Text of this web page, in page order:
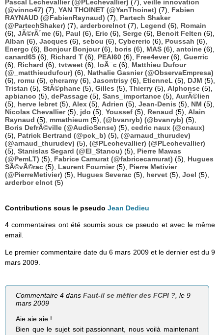
Pascal Lechevallier (@PLechevallier) (7), veille innovation
(@vinno47) (7), YAN THOINET (@YanThoinet) (7), Fabien
RAYNAUD (@FabienRaynaud) (7), Partech Shaker
(@PartechShaker) (7), arderborelnot (7), Legend (6), Romain
(6), JÃ©rÃ´me (6), Paul (6), Eric (6), Serge (6), Benoit Felten (6),
Alban (6), Jacques (6), sebou (6), Cybereric (6), Poussah (6),
Energo (6), Bonjour Bonjour(6), boris (6), MAS (6), antoine (6),
canard65 (6), Richard T (6), PEAI60 (6), Free4ever(6), Guerric
(6), Richard (6), tvtweet (6), loÃ¯c (6), Matthieu Dufour
(@_matthieudufour) (6), Nathalie Gasnier (@ObservaEmpresa)
(6), romu (6), cheramy (6), Jasontrisy (6), EtienneL (5), DJM (5),
Tristan (5), StÃ©phane (5), Gilles (5), Thierry (5), Alphonse (5),
apbianco (5), dePassage (5), Sans_importance (5), AurÃ©lien
(5), herve lebret (5), Alex (5), Adrien (5), Jean-Denis (5), NM (5),
Nicolas Chevallier(5), jdo (5), Youssef (5), Renaud (5), Alain
Raynaud (5), mmathieum (5), (@bvanryb) (@bvanryb) (5),
Boris DefrÃ©ville (@AudioSense) (5), cedric naux (@cnaux)
(5), Patrick Bertrand (@pck_b) (5), (@arnaud_thurudev)
(@arnaud_thurudev) (5), (@PLechevallier) (@PLechevallier)
(5), Stanislas Segard (@El_Stanou) (5), Pierre Mawas
(@PemLT) (5), Fabrice Camurat (@fabricecamurat) (5), Hugues
SÃ©vÃ©rac (5), Laurent Fournier(5), Pierre Metivier
(@PierreMetivier) (5), Hugues Severac (5), hervet (5), Joel (5),
arderbor elnot (5)
Contributions sous le pseudo Jean Dedieu
4 commentaires ont été soumis sous ce pseudo et avec le même
email.
Le premier commentaire date du 6 mars 2009 et le dernier est du 9
mars 2009.
Commentaire 4 dansFaut-il se méfier des FCPI ?, le 9
mars 2009
Aie aie aie !
Bien que le sujet soit passionnant, nous voilà maintenant